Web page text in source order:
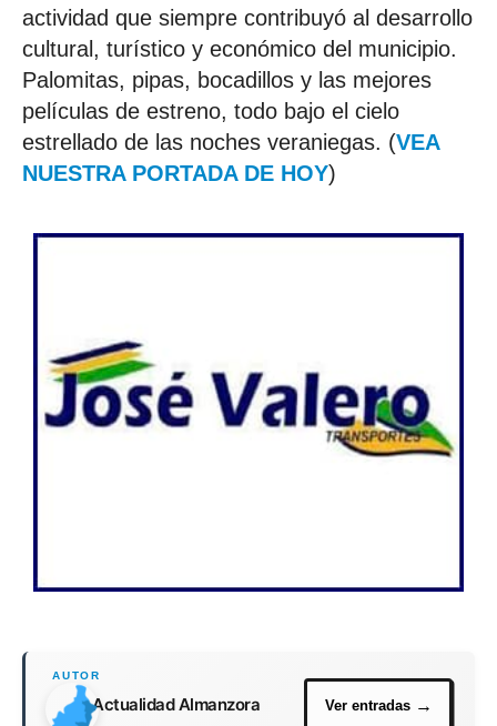
actividad que siempre contribuyó al desarrollo
cultural, turístico y económico del municipio.
Palomitas, pipas, bocadillos y las mejores
películas de estreno, todo bajo el cielo
estrellado de las noches veraniegas. (VEA
NUESTRA PORTADA DE HOY)
Actualidad Almanzora